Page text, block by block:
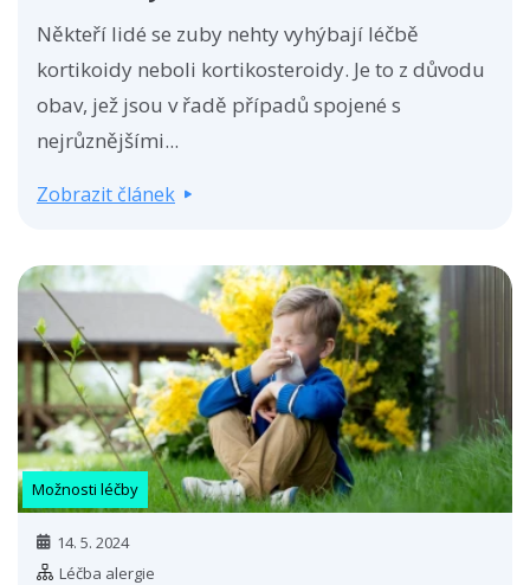
Někteří lidé se zuby nehty vyhýbají léčbě
kortikoidy neboli kortikosteroidy. Je to z důvodu
obav, jež jsou v řadě případů spojené s
nejrůznějšími...
Zobrazit článek
Možnosti léčby
14. 5. 2024
Léčba alergie